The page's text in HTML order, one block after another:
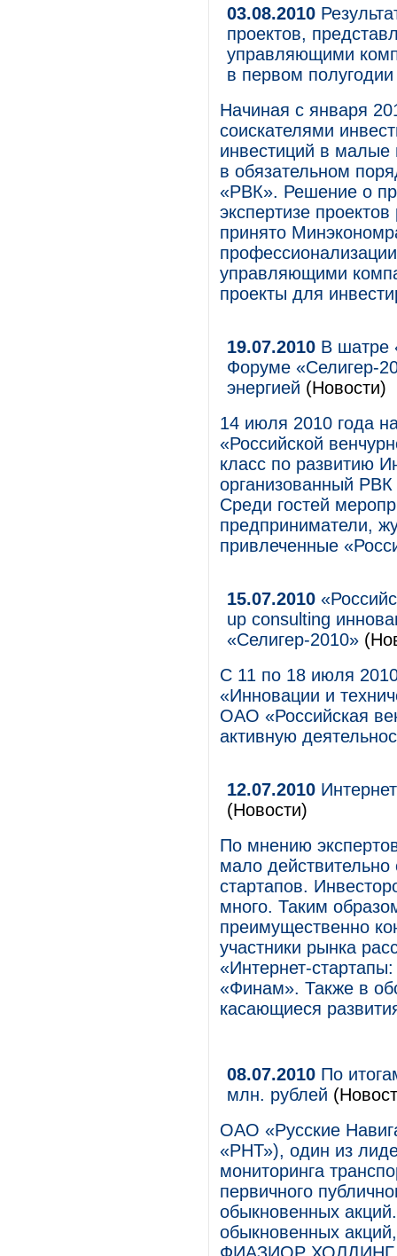
03.08.2010
проектов,
управляющими
в первом
Начиная с января
соискателями
инвестиций в малые
в обязательном
«РВК». Решение о
экспертизе
принято
управляющими
проекты для
19.07.2010 В шатре
Форуме «Селигер-
энергией (Новости)
14 июля 2010 года
«Российской
класс по развитию
организованный
Среди гостей
предприниматели,
привлеченные
15.07.2010
up consulting
«Селигер-2010»
С 11 по 18 июля
«Инновации и
ОАО «Российская
активную
12.07.2010
(Новости)
По мнению
мало действительно
стартапов.
много. Таким
преимущественно
участники рынка
«Интернет-
«Финам». Также в
касающиеся
08.07.2010 По
млн. рублей
ОАО «Русские
«РНТ»), один из
мониторинга
первичного
обыкновенных
обыкновенных